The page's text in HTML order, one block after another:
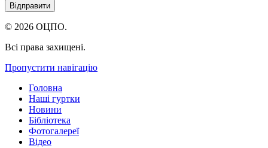
© 2026 ОЦПО.
Всі права захищені.
Пропустити навігацію
Головна
Наші гуртки
Новини
Бібліотека
Фотогалереї
Відео